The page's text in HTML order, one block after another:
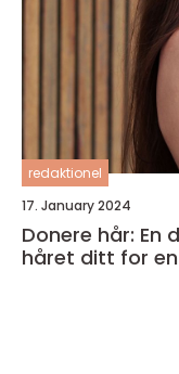
redaktionel
17. January 2024
Donere hår: En
håret ditt for